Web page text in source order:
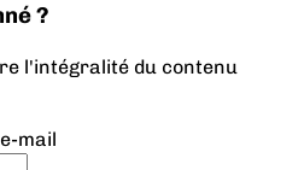
?
l'intégralité du contenu
mail